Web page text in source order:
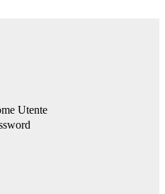
Utente